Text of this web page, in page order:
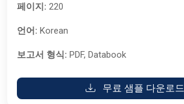
페이지: 220
언어: Korean
보고서 형식: PDF, Databook
무료 샘플 다운로드